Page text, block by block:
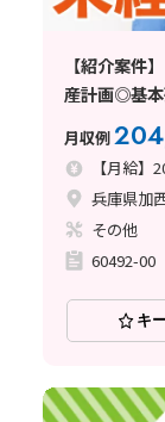
【紹介案件
産計画◎基
制度あり♪
月収例
【月給】
兵庫県加
その他
60492-00
キ